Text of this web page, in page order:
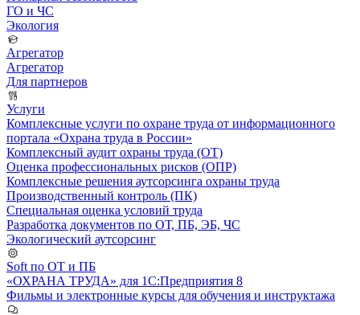
ГО и ЧС
Экология
Агрегатор
Агрегатор
Для партнеров
Услуги
Комплексные услуги по охране труда от информационного
портала «Охрана труда в России»
Комплексный аудит охраны труда (ОТ)
Оценка профессиональных рисков (ОПР)
Комплексные решения аутсорсинга охраны труда
Производственный контроль (ПК)
Специальная оценка условий труда
Разработка документов по ОТ, ПБ, ЭБ, ЧС
Экологический аутсорсинг
Soft по ОТ и ПБ
«ОХРАНА ТРУДА» для 1С:Предприятия 8
Фильмы и электронные курсы для обучения и инструктажа